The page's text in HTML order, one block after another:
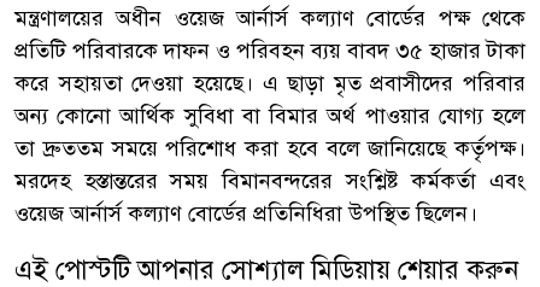
মন্ত্রণালয়ের অধীন ওয়েজ আর্নার্স কল্যাণ বোর্ডের পক্ষ থেকে
প্রতিটি পরিবারকে দাফন ও পরিবহন ব্যয় বাবদ ৩৫ হাজার টাকা
করে সহায়তা দেওয়া হয়েছে। এ ছাড়া মৃত প্রবাসীদের পরিবার
অন্য কোনো আর্থিক সুবিধা বা বিমার অর্থ পাওয়ার যোগ্য হলে
তা দ্রুততম সময়ে পরিশোধ করা হবে বলে জানিয়েছে কর্তৃপক্ষ।
মরদেহ হস্তান্তরের সময় বিমানবন্দরের সংশ্লিষ্ট কর্মকর্তা এবং
ওয়েজ আর্নার্স কল্যাণ বোর্ডের প্রতিনিধিরা উপস্থিত ছিলেন।
এই পোস্টটি আপনার সোশ্যাল মিডিয়ায় শেয়ার করুন